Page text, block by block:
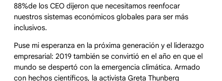
88%de los CEO dijeron que necesitamos reenfocar
nuestros sistemas económicos globales para ser más
inclusivos.
Puse mi esperanza en la próxima generación y el liderazgo
empresarial: 2019 también se convirtió en el año en que el
mundo se despertó con la emergencia climática. Armado
con hechos científicos, la activista Greta Thunberg